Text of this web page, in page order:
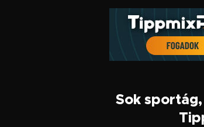
Sok